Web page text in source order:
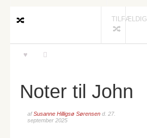
TILFÆLDIG
Noter til John
afSusanne Hilligsø Sørensen d. 27.
september 2025